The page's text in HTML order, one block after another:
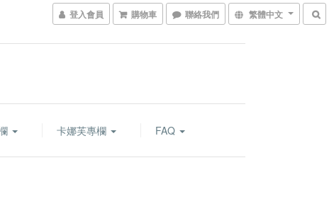
登入會員 購物車 聯絡我們 繁體中文
卡娜芙專欄 FAQ